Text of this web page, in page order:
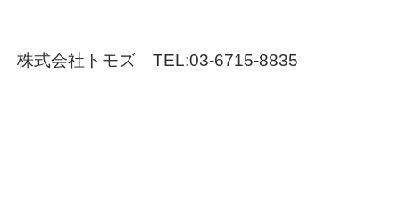
株式会社トモズ TEL:03-6715-8835